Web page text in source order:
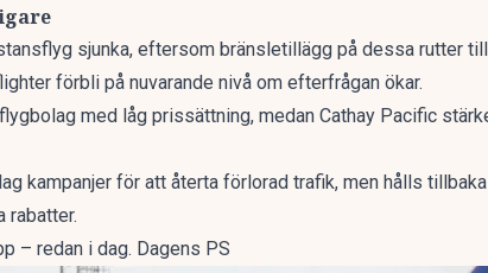
sjunka, eftersom bränsletillägg på dessa rutter
förbli på nuvarande nivå om efterfrågan ökar.
med låg prissättning, medan Cathay Pacific
kampanjer för att återta förlorad trafik, men hålls
rabatter.
– redan i dag. Dagens PS